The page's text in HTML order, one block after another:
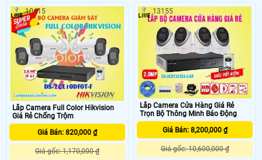
ngoại báo động khi có chuyển động
khách hàng yên tâm hơn khi có
camera quan sát sẽ báo động về
cho khách hàng khi cần thiết rất
thích hợp lắp quản lí hàng hóa cửa
hàng , văn phòng , công ty , gia đình
, siêu thị , ngân hàng
20m và nhấp nháy đèn khi báo
động phù hợp cho gia đình, cửa
hàng, kho xưởng, . . .
Lắp Camera Full Color Hikvision
Giá Rẻ Chống Trộm
Giá Bán: 820,000 ₫
Giá gốc: 1,170,000 ₫
10415
Lắp Camera Cửa Hàng Giá Rẻ
Trọn Bộ Thông Minh Báo Động
Giá Bán: 8,200,000 ₫
Giá gốc: 10,600,000 ₫
13155